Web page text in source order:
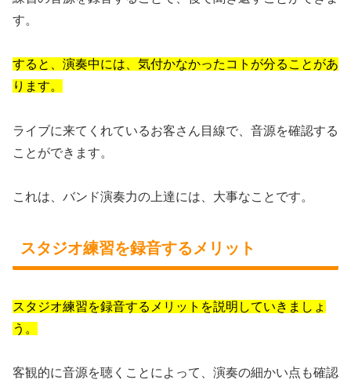
す。
すると、演奏中には、気付かなかったコトが分ることがあ
ります。
ライブに来てくれているお客さん目線で、音源を確認する
ことができます。
これは、バンド演奏力の上達には、大事なことです。
スタジオ練習を録音するメリット
スタジオ練習を録音するメリットを説明していきましょ
う。
客観的に音源を聴くことによって、演奏の細かい点も確認